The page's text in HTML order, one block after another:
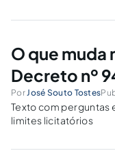
O que muda
Decreto nº
PorJosé Souto Tostes
Texto com perguntas
limites licitatórios